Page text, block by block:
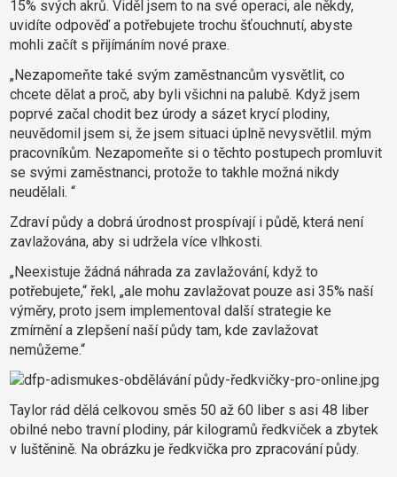
15% svých akrů. Viděl jsem to na své operaci, ale někdy,
uvidíte odpověď a potřebujete trochu šťouchnutí, abyste
mohli začít s přijímáním nové praxe.
„Nezapomeňte také svým zaměstnancům vysvětlit, co
chcete dělat a proč, aby byli všichni na palubě. Když jsem
poprvé začal chodit bez úrody a sázet krycí plodiny,
neuvědomil jsem si, že jsem situaci úplně nevysvětlil. mým
pracovníkům. Nezapomeňte si o těchto postupech promluvit
se svými zaměstnanci, protože to takhle možná nikdy
neudělali. “
Zdraví půdy a dobrá úrodnost prospívají i půdě, která není
zavlažována, aby si udržela více vlhkosti.
„Neexistuje žádná náhrada za zavlažování, když to
potřebujete,“ řekl, „ale mohu zavlažovat pouze asi 35% naší
výměry, proto jsem implementoval další strategie ke
zmírnění a zlepšení naší půdy tam, kde zavlažovat
nemůžeme.“
Taylor rád dělá celkovou směs 50 až 60 liber s asi 48 liber
obilné nebo travní plodiny, pár kilogramů ředkviček a zbytek
v luštěnině. Na obrázku je ředkvička pro zpracování půdy.